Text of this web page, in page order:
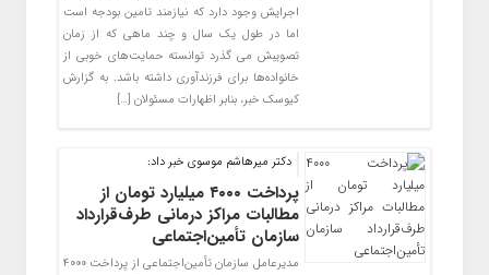
اجرایش وجود دارد که نیازمند تامین بودجه است
اما در طول یک سال و چند ماهی که از زمان
تصویبش می گذرد توانسته حمایت‌های خوبی از
خانواده‌ها برای فرزندآوری داشته باشد. به گزارش
کیوسک خبر، بنابر اظهارات مسئولان […]
دکتر میرهاشم موسوی خبر داد:
پرداخت ۴۰۰۰ میلیارد تومان از
مطالبات مراکز درمانی طرف‌قرارداد
سازمان تأمین‌اجتماعی
مدیرعامل سازمان تأمین‌اجتماعی از پرداخت ۴۰۰۰